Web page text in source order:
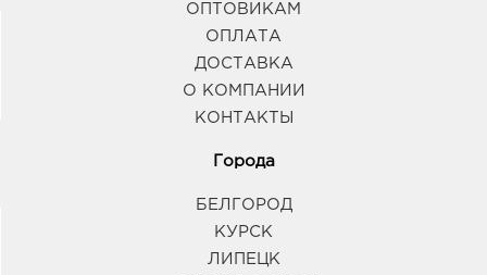
ОПТОВИКАМ
ОПЛАТА
ДОСТАВКА
О КОМПАНИИ
КОНТАКТЫ
Города
БЕЛГОРОД
КУРСК
ЛИПЕЦК